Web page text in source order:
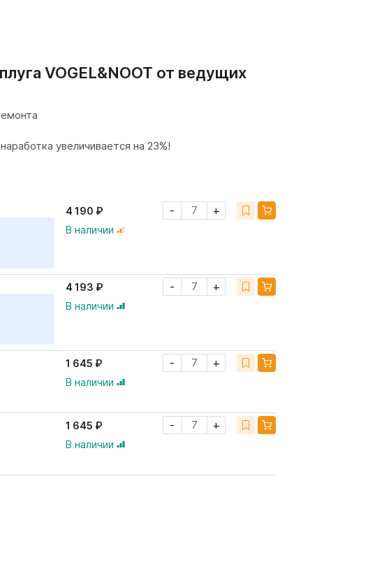
VOGEL&NOOT от ведущих
увеличивается на 23%!
4 190 ₽
В наличии
- +
4 193 ₽
В наличии
- +
1 645 ₽
В наличии
- +
1 645 ₽
В наличии
- +